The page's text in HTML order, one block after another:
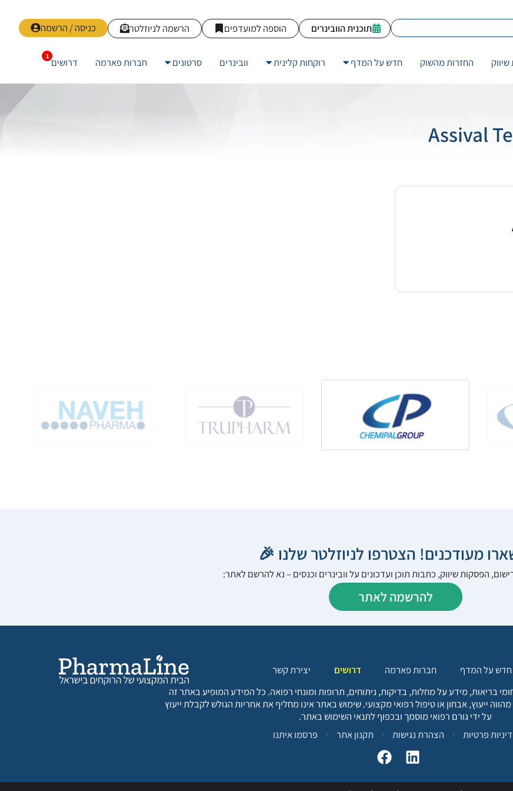
כניסה / הרשמה הרשמה לניוזלטר הוספה למועדפים תוכנית הוובינרים
החזרות מהשוק חדש על המדף רוקחות קלינית וובינרים סרטונים חברות פארמה דרושים
מעודכנים! הצטרפו לניוזלטר שלנו 🎉
הפסקות שיווק, כתבות תוכן ועדכונים על וובינרים וכנסים – נא להרשם לאתר:
להרשמה לאתר
חדש על המדף חברות פארמה דרושים
יצירת קשר
בריאות, מידע על מחלות, בדיקות, ניתוחים, תרופות ומונחי רפואה. כל המידע המופיע באתר זה
ייעוץ, אבחון או טיפול רפואי מקצועי. שימוש באתר אינו מחליף את אחריות הגולש לקבלת ייעוץ
על ידי גורם רפואי מוסמך ובכפוף לתנאי השימוש באתר.
פרטיות
הצהרת נגישות תקנון אתר פרסמו איתנו